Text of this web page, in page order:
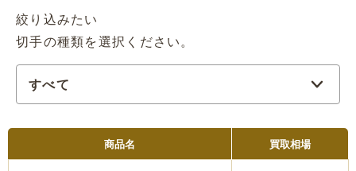
絞り込みたい
切手の種類を選択ください。
商品名 買取相場